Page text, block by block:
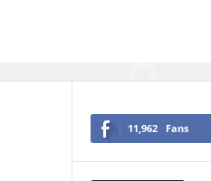
11,962 Fans